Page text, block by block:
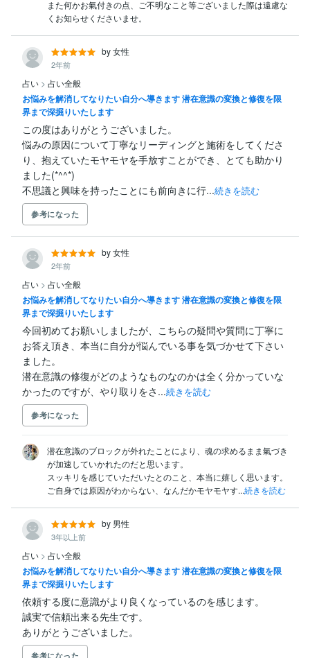
また何かお氣付きの点、ご不明なこと等ございました際は遠慮な
くお知らせくださいませ。
by 女性
2年前
占い > 占い全般
お悩みを解消してなりたい自分へ導きます 潜在意識の変換と修復を限
界まで深掘りいたします
この度はありがとうございました。
悩みの原因について丁寧なリーディングと施術をしてくださ
り、抱えていたモヤモヤを手放すことができ、とても助かり
ました(*^^*)
不思議と興味を持ったことにも前向きに行...続きを読む
参考になった
by 女性
2年前
占い > 占い全般
お悩みを解消してなりたい自分へ導きます 潜在意識の変換と修復を限
界まで深掘りいたします
今回初めてお願いしましたが、こちらの疑問や質問に丁寧に
お答え頂き、本当に自分が悩んでいる事を気づかせて下さい
ました。
潜在意識の修復がどのようなものなのかは全く分かっていな
かったのですが、やり取りをさ...続きを読む
参考になった
潜在意識のブロックが外れたことにより、魂の求めるまま氣づき
が加速していかれたのだと思います。
スッキリを感じていただいたとのこと、本当に嬉しく思います。
ご自身では原因がわからない、なんだかモヤモヤす...続きを読む
by 男性
3年以上前
占い > 占い全般
お悩みを解消してなりたい自分へ導きます 潜在意識の変換と修復を限
界まで深掘りいたします
依頼する度に意識がより良くなっているのを感じます。
誠実で信頼出来る先生です。
ありがとうございました。
参考になった